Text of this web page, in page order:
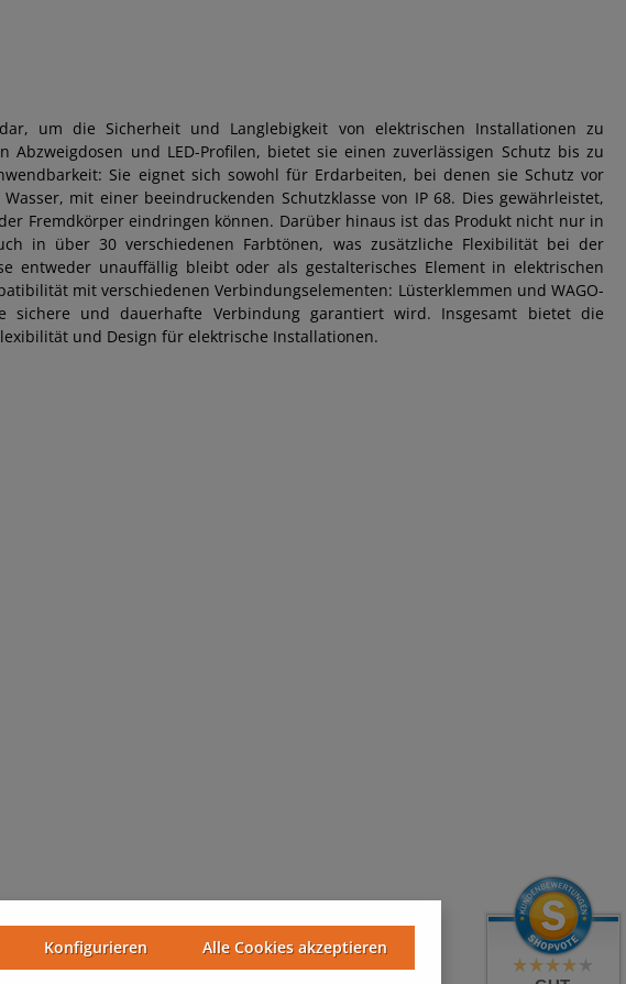
um die Sicherheit und Langlebigkeit von elektrischen Installationen zu
und LED-Profilen, bietet sie einen zuverlässigen Schutz bis zu
Sie eignet sich sowohl für Erdarbeiten, bei denen sie Schutz vor
mit einer beeindruckenden Schutzklasse von IP 68. Dies gewährleistet,
Fremdkörper eindringen können. Darüber hinaus ist das Produkt nicht nur in
in über 30 verschiedenen Farbtönen, was zusätzliche Flexibilität bei der
entweder unauffällig bleibt oder als gestalterisches Element in elektrischen
mit verschiedenen Verbindungselementen: Lüsterklemmen und WAGO-
sichere und dauerhafte Verbindung garantiert wird. Insgesamt bietet die
und Design für elektrische Installationen.
Konfigurieren Alle Cookies akzeptieren